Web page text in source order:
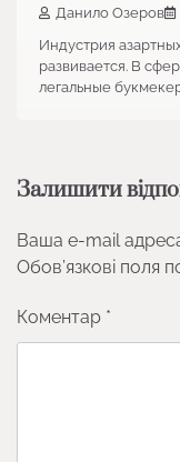
Данило Озеров
Индустрия
развивается. В
легальные
Залишити
Ваша e-mail
Обов’язкові поля
Коментар *